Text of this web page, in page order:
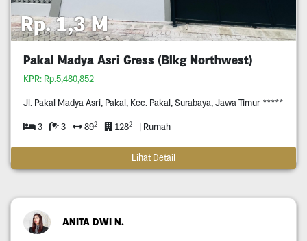
Rp. 1,3 M
Pakal Madya Asri Gress (Blkg Northwest)
KPR: Rp.5,480,852
Jl. Pakal Madya Asri, Pakal, Kec. Pakal, Surabaya, Jawa Timur *****
3 3 892 1282 | Rumah
Lihat Detail
ANITA DWI N.